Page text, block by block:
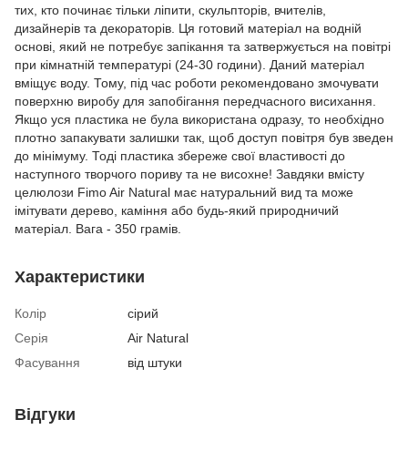
тих, кто починає тільки ліпити, скульпторів, вчителів,
дизайнерів та декораторів. Ця готовий матеріал на водній
основі, який не потребує запікання та затвержується на повітрі
при кімнатній температурі (24-30 години). Даний матеріал
вміщує воду. Тому, під час роботи рекомендовано змочувати
поверхню виробу для запобігання передчасного висихання.
Якщо уся пластика не була використана одразу, то необхідно
плотно запакувати залишки так, щоб доступ повітря був зведен
до мінімуму. Тоді пластика збереже свої властивості до
наступного творчого пориву та не висохне! Завдяки вмісту
целюлози Fimo Air Natural має натуральний вид та може
імітувати дерево, каміння або будь-який природничий
матеріал. Вага - 350 грамів.
Характеристики
Колір
сірий
Серія
Air Natural
Фасування
від штуки
Відгуки